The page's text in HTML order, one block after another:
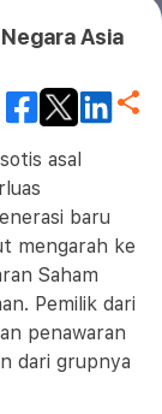
Asia
asal
baru
mengarah ke
Saham
Pemilik dari
penawaran
dari grupnya